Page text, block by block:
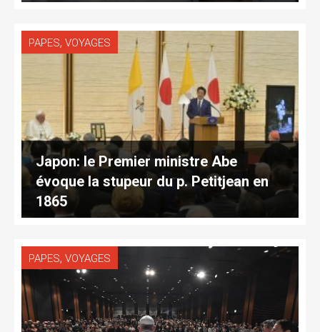
PAPES, VOYAGES
Japon: le Premier ministre Abe
évoque la stupeur du p. Petitjean en
1865
PAPES, VOYAGES